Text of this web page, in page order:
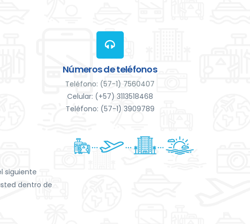
Números de teléfonos
Teléfono: (57-1) 7560407
Celular: (+57) 3113518468
Teléfono: (57-1) 3909789
siguiente
dentro de